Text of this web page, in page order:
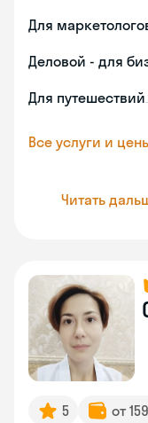
Для
Деловой - для
Для путешествий
Все услуги и
Читать
5 от